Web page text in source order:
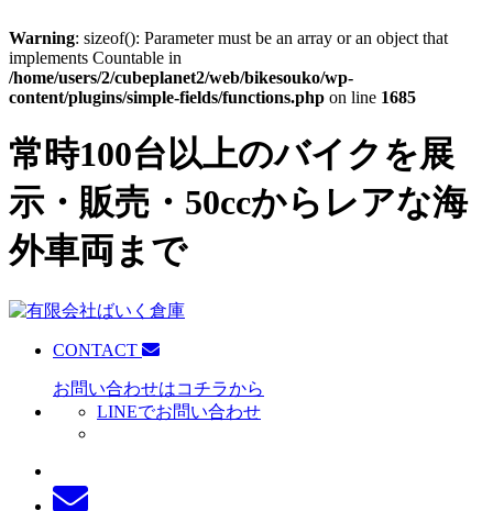
Warning: sizeof(): Parameter must be an array or an object that
implements Countable in
/home/users/2/cubeplanet2/web/bikesouko/wp-
content/plugins/simple-fields/functions.php on line 1685
常時100台以上のバイクを展
示・販売・50ccからレアな海
外車両まで
CONTACT
お問い合わせはコチラから
LINEでお問い合わせ